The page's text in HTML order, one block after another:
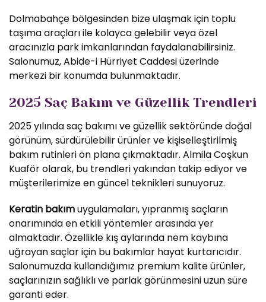
Dolmabahçe bölgesinden bize ulaşmak için toplu
taşıma araçları ile kolayca gelebilir veya özel
aracınızla park imkanlarından faydalanabilirsiniz.
Salonumuz, Abide-i Hürriyet Caddesi üzerinde
merkezi bir konumda bulunmaktadır.
2025 Saç Bakım ve Güzellik Trendleri
2025 yılında saç bakımı ve güzellik sektöründe doğal
görünüm, sürdürülebilir ürünler ve kişiselleştirilmiş
bakım rutinleri ön plana çıkmaktadır. Almila Coşkun
Kuaför olarak, bu trendleri yakından takip ediyor ve
müşterilerimize en güncel teknikleri sunuyoruz.
Keratin bakımuygulamaları, yıpranmış saçların
onarımında en etkili yöntemler arasında yer
almaktadır. Özellikle kış aylarında nem kaybına
uğrayan saçlar için bu bakımlar hayat kurtarıcıdır.
Salonumuzda kullandığımız premium kalite ürünler,
saçlarınızın sağlıklı ve parlak görünmesini uzun süre
garanti eder.